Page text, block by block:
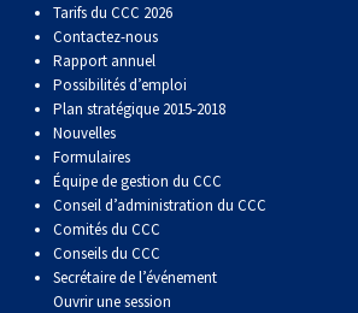
Tarifs du CCC 2026
Contactez-nous
Rapport annuel
Possibilités d’emploi
Plan stratégique 2015-2018
Nouvelles
Formulaires
Équipe de gestion du CCC
Conseil d’administration du CCC
Comités du CCC
Conseils du CCC
Secrétaire de l’événement
Ouvrir une session